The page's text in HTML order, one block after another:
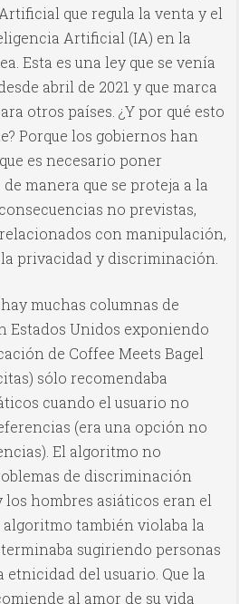
que regula la venta y el
Artificial (IA) en la
Esta es una ley que se venía
abril de 2021 y que marca
otros países. ¿Y por qué esto
Porque los gobiernos han
es necesario poner
manera que se proteja a la
no previstas,
con manipulación,
privacidad y discriminación.
muchas columnas de
Estados Unidos exponiendo
de Coffee Meets Bagel
sólo recomendaba
cuando el usuario no
(era una opción no
El algoritmo no
de discriminación
los hombres asiáticos eran el
algoritmo también violaba la
sugiriendo personas
etnicidad del usuario. Que la
al amor de su vida